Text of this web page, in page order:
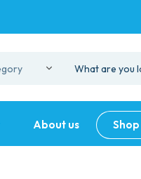
About us Shop